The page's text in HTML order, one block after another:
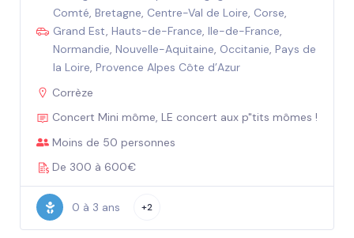
Comté, Bretagne, Centre-Val de Loire, Corse,
Grand Est, Hauts-de-France, Ile-de-France,
Normandie, Nouvelle-Aquitaine, Occitanie, Pays de
la Loire, Provence Alpes Côte d’Azur
Corrèze
Concert Mini môme, LE concert aux p"tits mômes !
Moins de 50 personnes
De 300 à 600€
0 à 3 ans +2